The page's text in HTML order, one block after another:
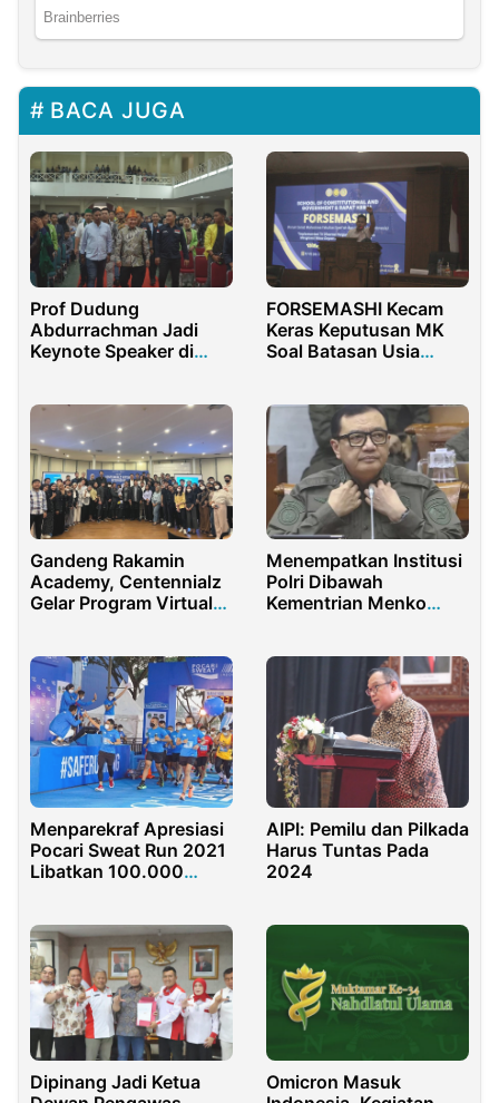
BACA JUGA
Prof Dudung
Abdurrachman Jadi
Keynote Speaker di
FORSEMASHI Kecam
Keras Keputusan MK
Soal Batasan Usia
Gandeng Rakamin
Academy, Centennialz
Gelar Program Virtual
Menempatkan Institusi
Polri Dibawah
Kementrian Menko
Menparekraf Apresiasi
Pocari Sweat Run 2021
Libatkan 100.000
AIPI: Pemilu dan Pilkada
Harus Tuntas Pada
2024
Dipinang Jadi Ketua
Omicron Masuk